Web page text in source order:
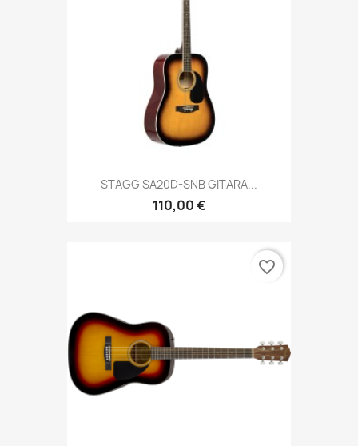
STAGG SA20D-SNB GITARA...
110,00 €
favorite_border